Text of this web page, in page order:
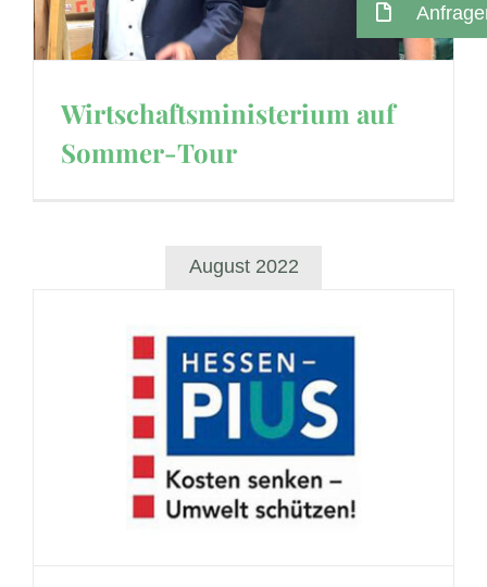
Wirtschaftsministerium auf
Sommer-Tour
August 2022